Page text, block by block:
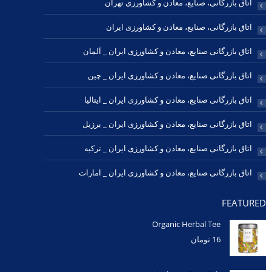
اتاق بازرگانی، صنایع، معادن و کشاورزی تهران
اتاق بازرگانی، صنایع، معادن و کشاورزی ایران
اتاق بازرگانی صنایع، معادن و کشاورزی ایران _ آلمان
اتاق بازرگانی صنایع، معادن و کشاورزی ایران _ چین
اتاق بازرگانی صنایع، معادن و کشاورزی ایران _ ایتالیا
اتاق بازرگانی صنایع، معادن و کشاورزی ایران _ برزیل
اتاق بازرگانی صنایع، معادن و کشاورزی ایران _ ترکیه
اتاق بازرگانی صنایع، معادن و کشاورزی ایران _ امارات
FEATURED
Organic Herbal Tee
16 تومان